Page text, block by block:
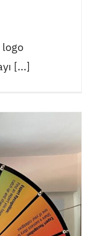
logo
[...]